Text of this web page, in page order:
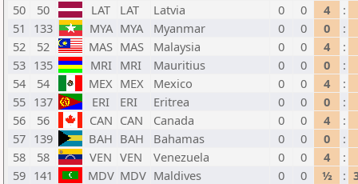
50
50 LAT LAT Latvia 0 0 4
:
51
133 MYA MYA Myanmar 0 0 0
:
52
52 MAS MAS Malaysia 0 0 4
:
53 135 MRI MRI Mauritius 0 0 0
:
54
54 MEX MEX Mexico 0 0 4
:
55 137 ERI ERI Eritrea 0 0 0
:
56
56 CAN CAN Canada 0 0 4
:
57 139 BAH BAH Bahamas 0 0 0
:
58
58 VEN VEN Venezuela 0 0 4
:
59 141 MDV MDV Maldives 0 0 ½ :